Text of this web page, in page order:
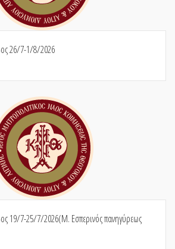
26/7-1/8/2026
19/7-25/7/2026(Μ. Εσπερινός πανηγύρεως